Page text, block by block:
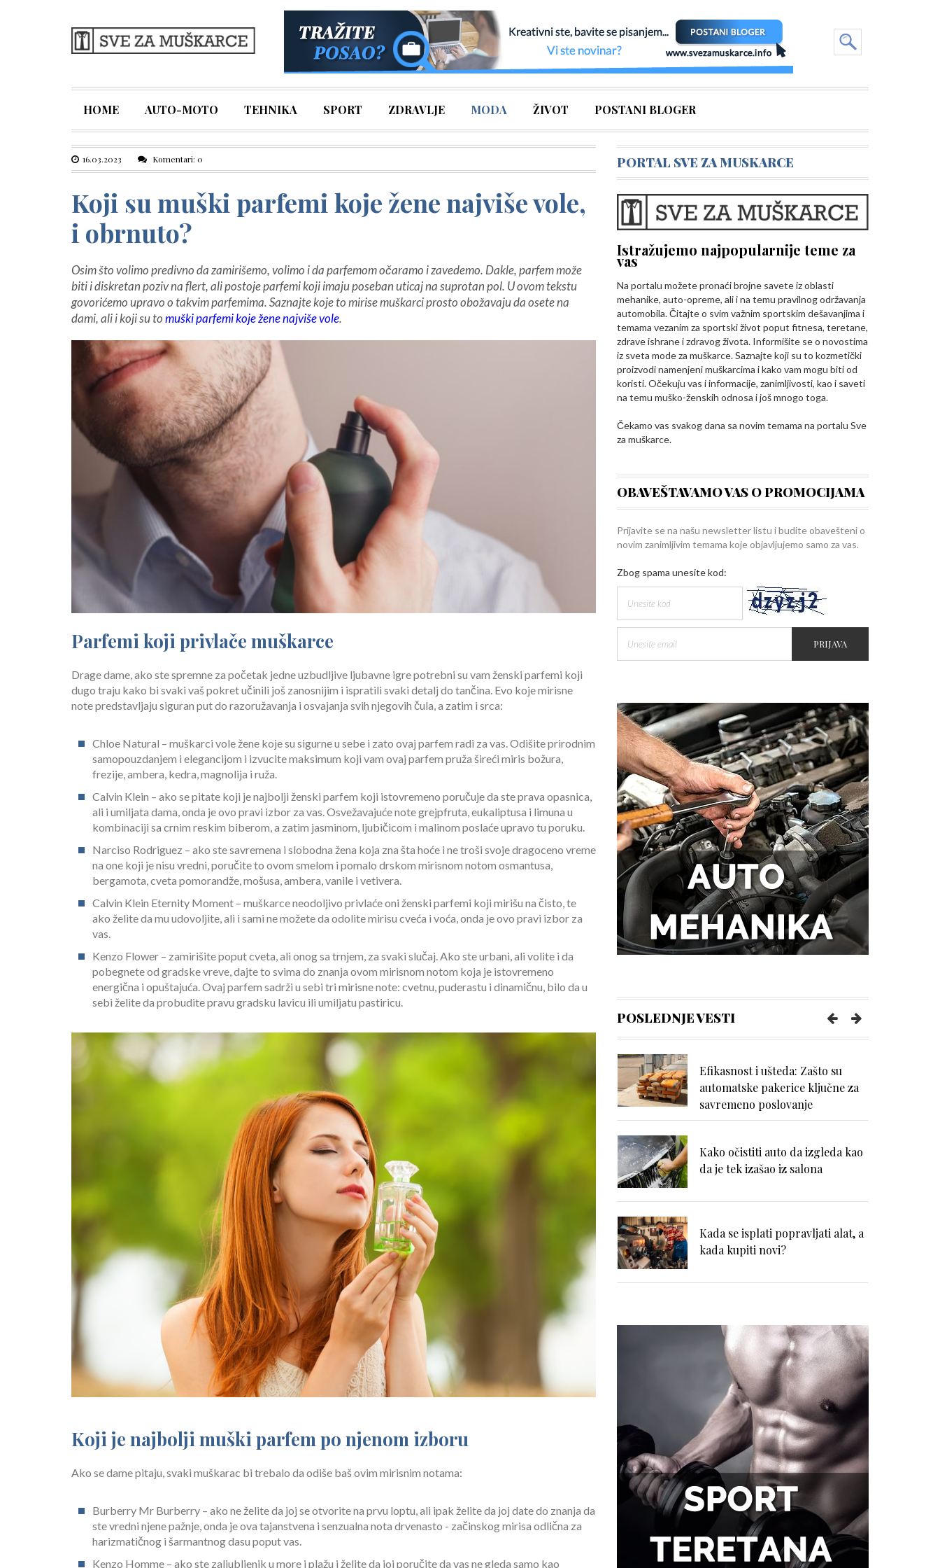
HOME AUTO-MOTO TEHNIKA SPORT ZDRAVLJE MODA ŽIVOT POSTANI BLOGER
16.03.2023 Komentari: 0
Koji su muški parfemi koje žene najviše vole,
i obrnuto?
Osim što volimo predivno da zamirišemo, volimo i da parfemom očaramo i zavedemo. Dakle, parfem može
biti i diskretan poziv na flert, ali postoje parfemi koji imaju poseban uticaj na suprotan pol. U ovom tekstu
govorićemo upravo o takvim parfemima. Saznajte koje to mirise muškarci prosto obožavaju da osete na
dami, ali i koji su tomuški parfemi koje žene najviše vole.
Parfemi koji privlače muškarce
Drage dame, ako ste spremne za početak jedne uzbudljive ljubavne igre potrebni su vam ženski parfemi koji
dugo traju kako bi svaki vaš pokret učinili još zanosnijim i ispratili svaki detalj do tančina. Evo koje mirisne
note predstavljaju siguran put do razoružavanja i osvajanja svih njegovih čula, a zatim i srca:
Chloe Natural – muškarci vole žene koje su sigurne u sebe i zato ovaj parfem radi za vas. Odišite prirodnim
samopouzdanjem i elegancijom i izvucite maksimum koji vam ovaj parfem pruža šireći miris božura,
frezije, ambera, kedra, magnolija i ruža.
Calvin Klein – ako se pitate koji je najbolji ženski parfem koji istovremeno poručuje da ste prava opasnica,
ali i umiljata dama, onda je ovo pravi izbor za vas. Osvežavajuće note grejpfruta, eukaliptusa i limuna u
kombinaciji sa crnim reskim biberom, a zatim jasminom, ljubičicom i malinom poslaće upravo tu poruku.
Narciso Rodriguez – ako ste savremena i slobodna žena koja zna šta hoće i ne troši svoje dragoceno vreme
na one koji je nisu vredni, poručite to ovom smelom i pomalo drskom mirisnom notom osmantusa,
bergamota, cveta pomorandže, mošusa, ambera, vanile i vetivera.
Calvin Klein Eternity Moment – muškarce neodoljivo privlaće oni ženski parfemi koji mirišu na čisto, te
ako želite da mu udovoljite, ali i sami ne možete da odolite mirisu cveća i voća, onda je ovo pravi izbor za
vas.
Kenzo Flower – zamirišite poput cveta, ali onog sa trnjem, za svaki slučaj. Ako ste urbani, ali volite i da
pobegnete od gradske vreve, dajte to svima do znanja ovom mirisnom notom koja je istovremeno
energična i opuštajuća. Ovaj parfem sadrži u sebi tri mirisne note: cvetnu, puderastu i dinamičnu, bilo da u
sebi želite da probudite pravu gradsku lavicu ili umiljatu pastiricu.
Koji je najbolji muški parfem po njenom izboru
Ako se dame pitaju, svaki muškarac bi trebalo da odiše baš ovim mirisnim notama:
Burberry Mr Burberry – ako ne želite da joj se otvorite na prvu loptu, ali ipak želite da joj date do znanja da
ste vredni njene pažnje, onda je ova tajanstvena i senzualna nota drvenasto - začinskog mirisa odlična za
harizmatičnog i šarmantnog dasu poput vas.
Kenzo Homme – ako ste zaljubljenik u more i plažu i želite da joj poručite da vas ne gleda samo kao
PORTAL SVE ZA MUSKARCE
Istražujemo najpopularnije teme za
vas
Na portalu možete pronaći brojne savete iz oblasti
mehanike, auto-opreme, ali i na temu pravilnog održavanja
automobila. Čitajte o svim važnim sportskim dešavanjima i
temama vezanim za sportski život poput fitnesa, teretane,
zdrave ishrane i zdravog života. Informišite se o novostima
iz sveta mode za muškarce. Saznajte koji su to kozmetički
proizvodi namenjeni muškarcima i kako vam mogu biti od
koristi. Očekuju vas i informacije, zanimljivosti, kao i saveti
na temu muško-ženskih odnosa i još mnogo toga.
Čekamo vas svakog dana sa novim temama na portalu Sve
za muškarce.
OBAVEŠTAVAMO VAS O PROMOCIJAMA
Prijavite se na našu newsletter listu i budite obavešteni o
novim zanimljivim temama koje objavljujemo samo za vas.
Zbog spama unesite kod:
PRIJAVA
POSLEDNJE VESTI
Tegobe sa sinusima koje
muškarci najčešće trpe bez
odlaska kod lekara
Kako kancelarija postaje mesto
efikasnosti i mentalne jasnoće?
Efikasnost i ušteda: Zašto su
automatske pakerice ključne za
savremeno poslovanje
Kako očistiti auto da izgleda kao
da je tek izašao iz salona
Kada se isplati popravljati alat, a
kada kupiti novi?
hemoroidima često potcenjuju?
Zdravlje zuba i samopouzdanje:
Zašto je osmeh ključan za svakog
muškarca
Tegobe sa sinusima koje
muškarci najčešće trpe bez
odlaska kod lekara
Kako kancelarija postaje mesto